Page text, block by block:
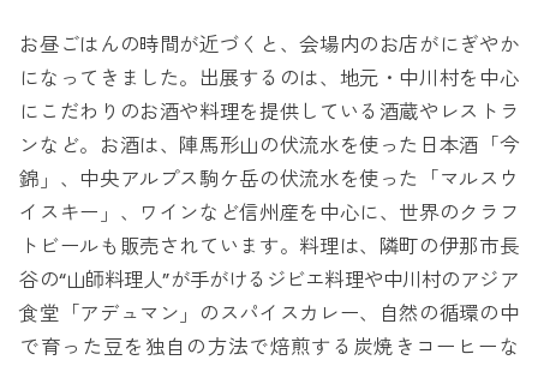
お昼ごはんの時間が近づくと、会場内のお店がにぎやか
になってきました。出展するのは、地元・中川村を中心
にこだわりのお酒や料理を提供している酒蔵やレストラ
ンなど。お酒は、陣馬形山の伏流水を使った日本酒「今
錦」、中央アルプス駒ケ岳の伏流水を使った「マルスウ
イスキー」、ワインなど信州産を中心に、世界のクラフ
トビールも販売されています。料理は、隣町の伊那市長
谷の“山師料理人”が手がけるジビエ料理や中川村のアジア
食堂「アデュマン」のスパイスカレー、自然の循環の中
で育った豆を独自の方法で焙煎する炭焼きコーヒーな